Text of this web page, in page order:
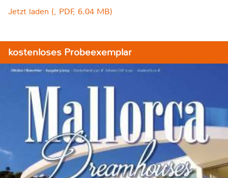
Jetzt laden (, PDF, 6.04 MB)
kostenloses Probeexemplar